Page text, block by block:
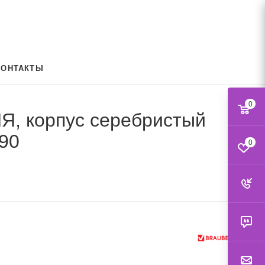
корпус серебристый
0
0